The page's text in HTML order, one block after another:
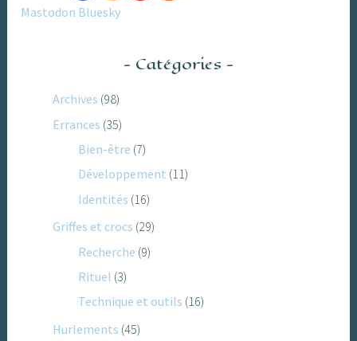
Mastodon Bluesky
Catégories
Archives (98)
Errances (35)
Bien-être (7)
Développement (11)
Identités (16)
Griffes et crocs (29)
Recherche (9)
Rituel (3)
Technique et outils (16)
Hurlements (45)